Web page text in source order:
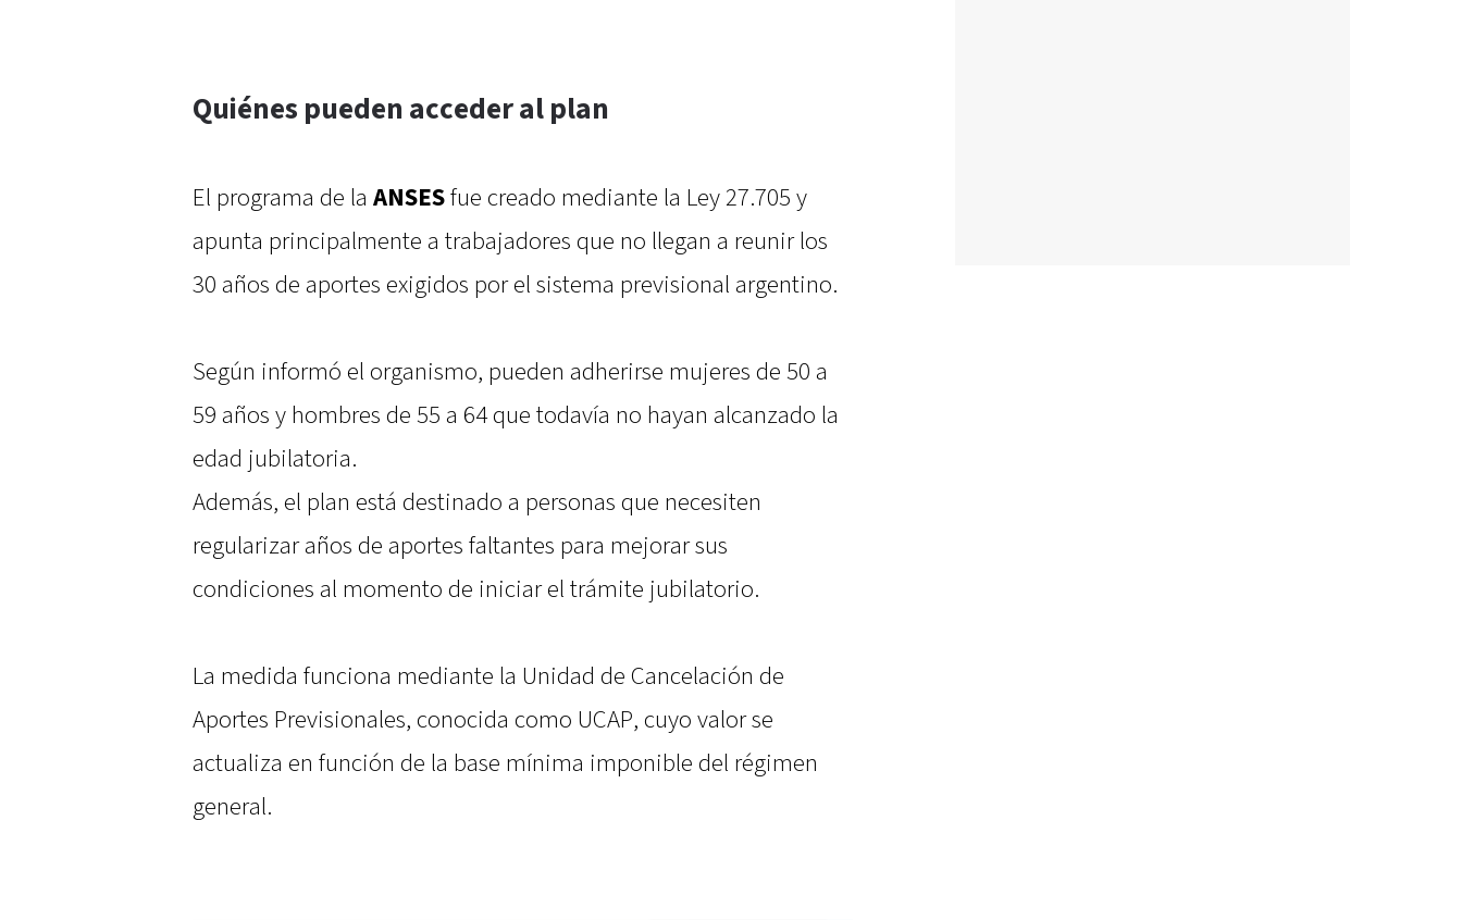
Quiénes pueden acceder al plan
El programa de la ANSESfue creado mediante la Ley 27.705 y
apunta principalmente a trabajadores que no llegan a reunir los
30 años de aportes exigidos por el sistema previsional argentino.
Según informó el organismo, pueden adherirse mujeres de 50 a
59 años y hombres de 55 a 64 que todavía no hayan alcanzado la
edad jubilatoria.
Además, el plan está destinado a personas que necesiten
regularizar años de aportes faltantes para mejorar sus
condiciones al momento de iniciar el trámite jubilatorio.
La medida funciona mediante la Unidad de Cancelación de
Aportes Previsionales, conocida como UCAP, cuyo valor se
actualiza en función de la base mínima imponible del régimen
general.